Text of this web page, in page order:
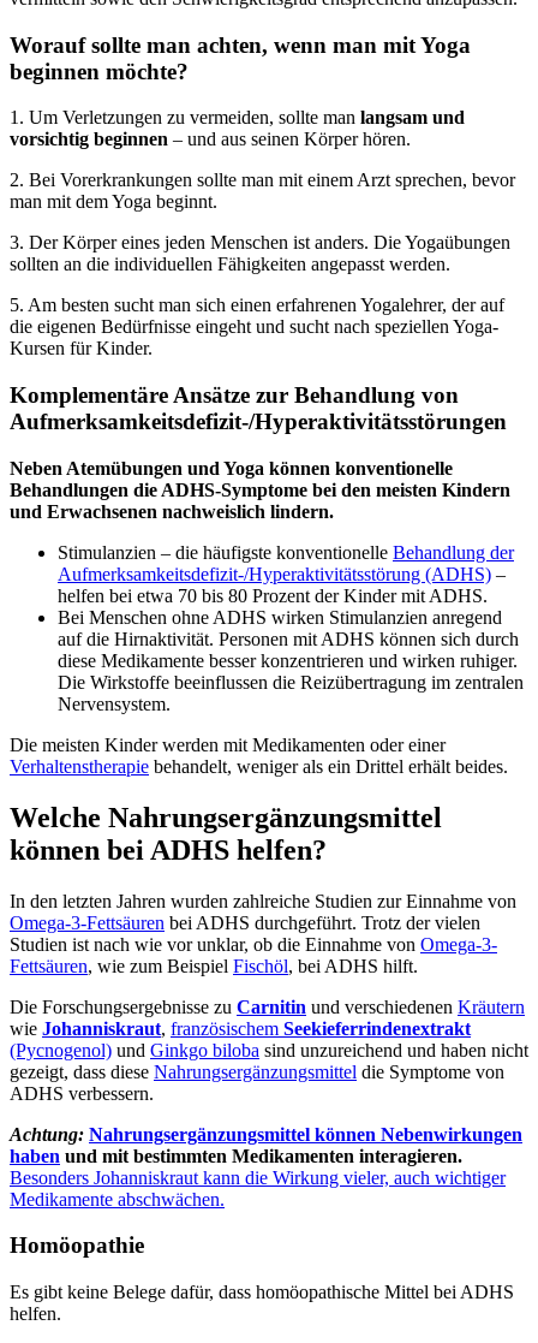
Worauf sollte man achten, wenn man mit Yoga
beginnen möchte?
1. Um Verletzungen zu vermeiden, sollte man langsam und
vorsichtig beginnen – und aus seinen Körper hören.
2. Bei Vorerkrankungen sollte man mit einem Arzt sprechen, bevor
man mit dem Yoga beginnt.
3. Der Körper eines jeden Menschen ist anders. Die Yogaübungen
sollten an die individuellen Fähigkeiten angepasst werden.
5. Am besten sucht man sich einen erfahrenen Yogalehrer, der auf
die eigenen Bedürfnisse eingeht und sucht nach speziellen Yoga-
Kursen für Kinder.
Komplementäre Ansätze zur Behandlung von
Aufmerksamkeitsdefizit-/Hyperaktivitätsstörungen
Neben Atemübungen und Yoga können konventionelle
Behandlungen die ADHS-Symptome bei den meisten Kindern
und Erwachsenen nachweislich lindern.
Stimulanzien – die häufigste konventionelle Behandlung der
Aufmerksamkeitsdefizit-/Hyperaktivitätsstörung (ADHS) –
helfen bei etwa 70 bis 80 Prozent der Kinder mit ADHS.
Bei Menschen ohne ADHS wirken Stimulanzien anregend
auf die Hirnaktivität. Personen mit ADHS können sich durch
diese Medikamente besser konzentrieren und wirken ruhiger.
Die Wirkstoffe beeinflussen die Reizübertragung im zentralen
Nervensystem.
Die meisten Kinder werden mit Medikamenten oder einer
Verhaltenstherapie behandelt, weniger als ein Drittel erhält beides.
Welche Nahrungsergänzungsmittel
können bei ADHS helfen?
In den letzten Jahren wurden zahlreiche Studien zur Einnahme von
Omega-3-Fettsäuren bei ADHS durchgeführt. Trotz der vielen
Studien ist nach wie vor unklar, ob die Einnahme von Omega-3-
Fettsäuren, wie zum Beispiel Fischöl, bei ADHS hilft.
Die Forschungsergebnisse zu Carnitin und verschiedenen Kräutern
wie Johanniskraut, französischem Seekieferrindenextrakt
(Pycnogenol) und Ginkgo biloba sind unzureichend und haben nicht
gezeigt, dass diese Nahrungsergänzungsmittel die Symptome von
ADHS verbessern.
Achtung: Nahrungsergänzungsmittel können Nebenwirkungen
haben und mit bestimmten Medikamenten interagieren.
Besonders Johanniskraut kann die Wirkung vieler, auch wichtiger
Medikamente abschwächen.
Homöopathie
Es gibt keine Belege dafür, dass homöopathische Mittel bei ADHS
helfen.